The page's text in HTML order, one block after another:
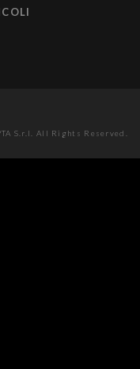
S.r.l. All Rights Reserved.